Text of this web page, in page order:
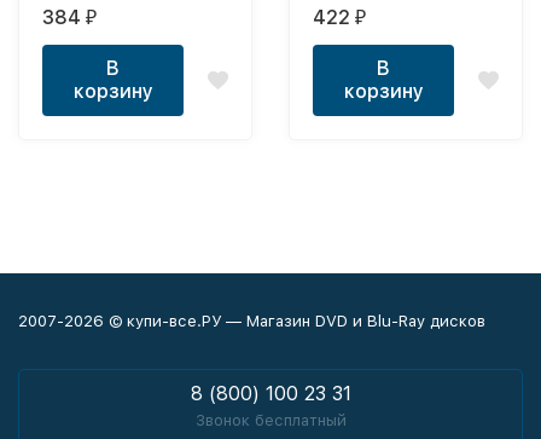
драма, 9 серий, полная
версия)
384 ₽
В
корзину
ВКЛЮЧАЯ ШТУРМ 2
(2014) (12 В 1)
422 ₽
В
корзину
2007-2026 © купи-все.РУ — Магазин DVD и Blu-Ray дисков
8 (800) 100 23 31
Звонок бесплатный